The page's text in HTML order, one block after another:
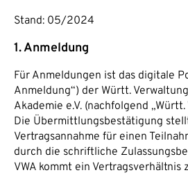
Stand: 05/2024
1. Anmeldung
Für Anmeldungen ist das digitale
Anmeldung“) der Württ.
Akademie e.V. (nachfolgend
Die Übermittlungsbestätigung
Vertragsannahme für einen
durch die schriftliche
VWA kommt ein Vertragsverhältnis